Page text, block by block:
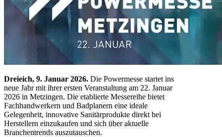
Dreieich, 9. Januar 2026. Die Powermesse startet ins
neue Jahr mit ihrer ersten Veranstaltung am 22. Januar
2026 in Metzingen. Die etablierte Messereihe bietet
Fachhandwerkern und Badplanern eine ideale
Gelegenheit, innovative Sanitärprodukte direkt bei
Herstellern einzukaufen und sich über aktuelle
Branchentrends auszutauschen.